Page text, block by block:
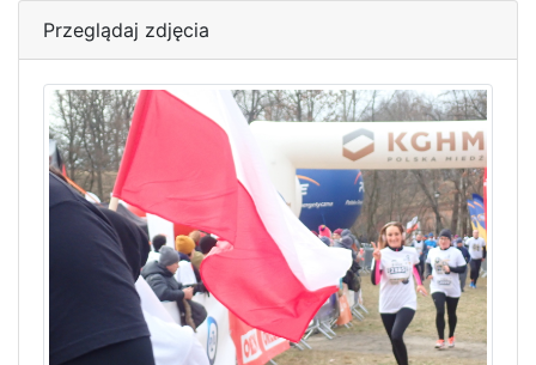
Przeglądaj zdjęcia